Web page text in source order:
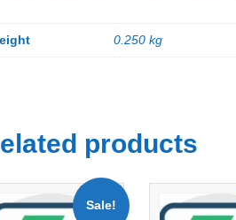
0.250 kg
products
Sale!